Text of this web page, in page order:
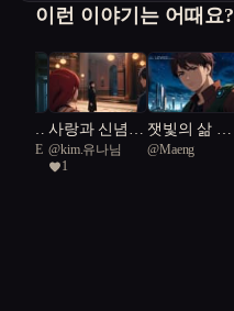
이런 이야기는 어때요?
사랑과 신념의
경계에서
@kim.유나님
1
잿빛의 삶 속
찾은 빛
@Maeng